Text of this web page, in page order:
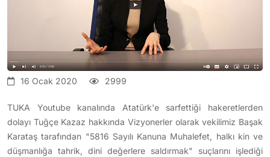
16 Ocak 2020 2999
TUKA Youtube kanalında Atatürk'e sarfettiği hakeretlerden
dolayı Tuğçe Kazaz hakkında Vizyonerler olarak vekilimiz Başak
Karataş tarafından "5816 Sayılı Kanuna Muhalefet, halkı kin ve
düşmanlığa tahrik, dini değerlere saldırmak" suçlarını işlediği